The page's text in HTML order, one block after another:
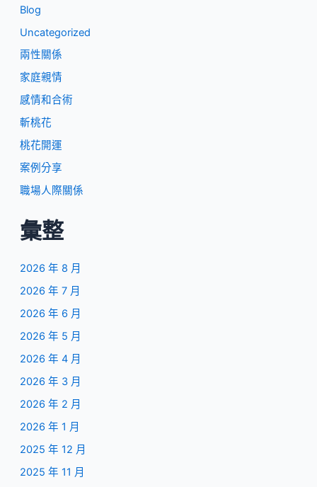
Blog
Uncategorized
兩性關係
家庭親情
感情和合術
斬桃花
桃花開運
案例分享
職場人際關係
彙整
2026 年 8 月
2026 年 7 月
2026 年 6 月
2026 年 5 月
2026 年 4 月
2026 年 3 月
2026 年 2 月
2026 年 1 月
2025 年 12 月
2025 年 11 月